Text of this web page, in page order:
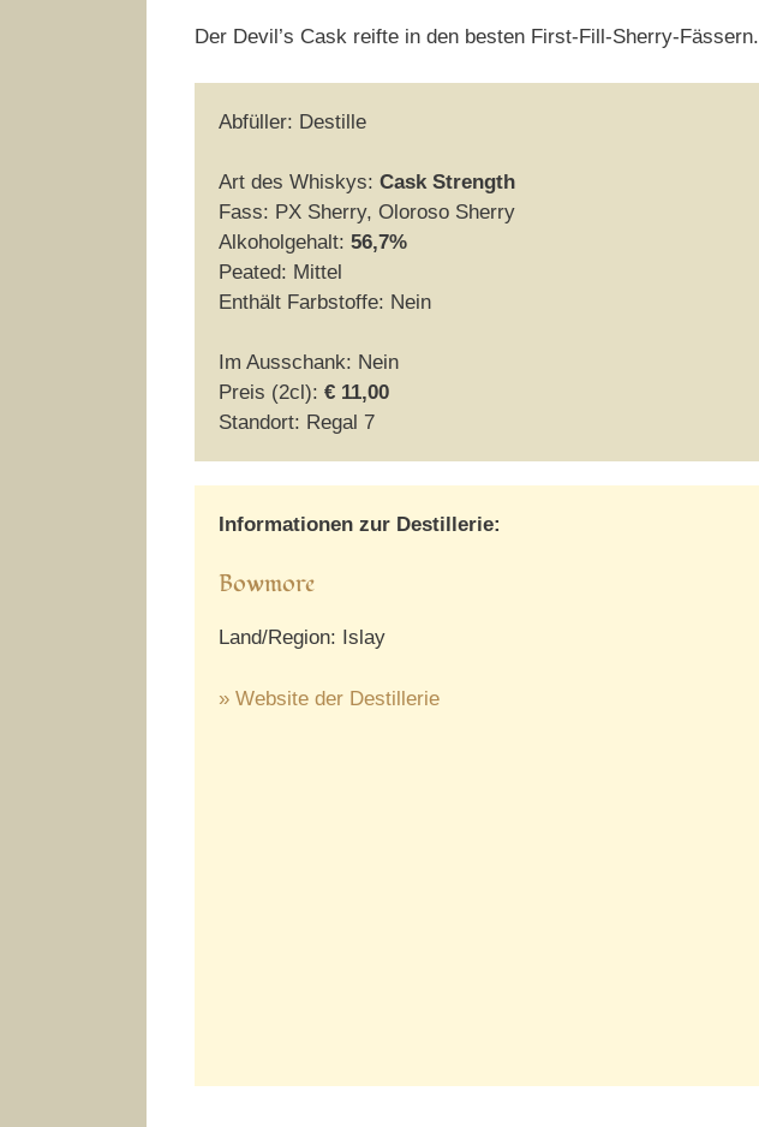
Der Devil’s Cask reifte in den besten First-Fill-Sherry-Fässern.
Abfüller: Destille
Art des Whiskys: Cask Strength
Fass: PX Sherry, Oloroso Sherry
Alkoholgehalt: 56,7%
Peated: Mittel
Enthält Farbstoffe: Nein
Im Ausschank: Nein
Preis (2cl): € 11,00
Standort: Regal 7
Informationen zur Destillerie:
Bowmore
Land/Region: Islay
» Website der Destillerie